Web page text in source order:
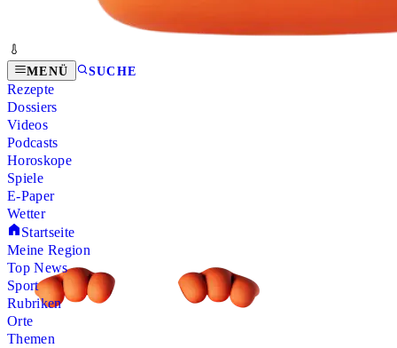
MENÜ SUCHE
Rezepte
Dossiers
Videos
Podcasts
Horoskope
Spiele
E-Paper
Wetter
Startseite
Meine Region
Top News
Sport
Rubriken
Orte
Themen